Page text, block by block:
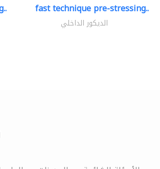
fast technique pre-stressing..
الديكور الداخلي